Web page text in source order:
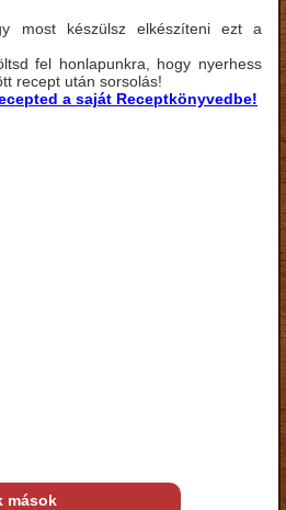
most készülsz elkészíteni ezt a
fel honlapunkra, hogy nyerhess
recept után sorsolás!
a saját Receptkönyvedbe!
mások